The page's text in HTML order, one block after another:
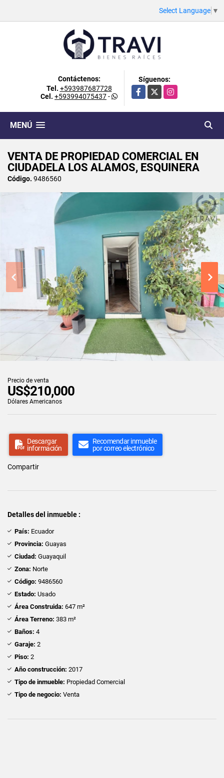
Select Language ▼
Contáctenos:
Tel. +593987687728
Cel. +593994075437-
Síguenos:
Facebook
X Instagram
MENÚ
VENTA DE PROPIEDAD COMERCIAL EN
CIUDADELA LOS ALAMOS, ESQUINERA
Código. 9486560
Precio de venta
US$210,000
Dólares Americanos
Descargar
información
Recomendar inmueble
por correo electrónico
Compartir
Detalles del inmueble :
País: Ecuador
Provincia: Guayas
Ciudad: Guayaquil
Zona: Norte
Código: 9486560
Estado: Usado
Área Construida: 647 m²
Área Terreno: 383 m²
Baños: 4
Garaje: 2
Piso: 2
Año construcción: 2017
Tipo de inmueble: Propiedad Comercial
Tipo de negocio: Venta